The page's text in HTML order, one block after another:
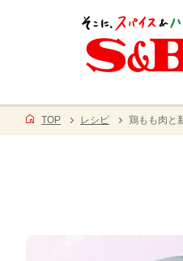
TOP レシピ 鶏もも肉と